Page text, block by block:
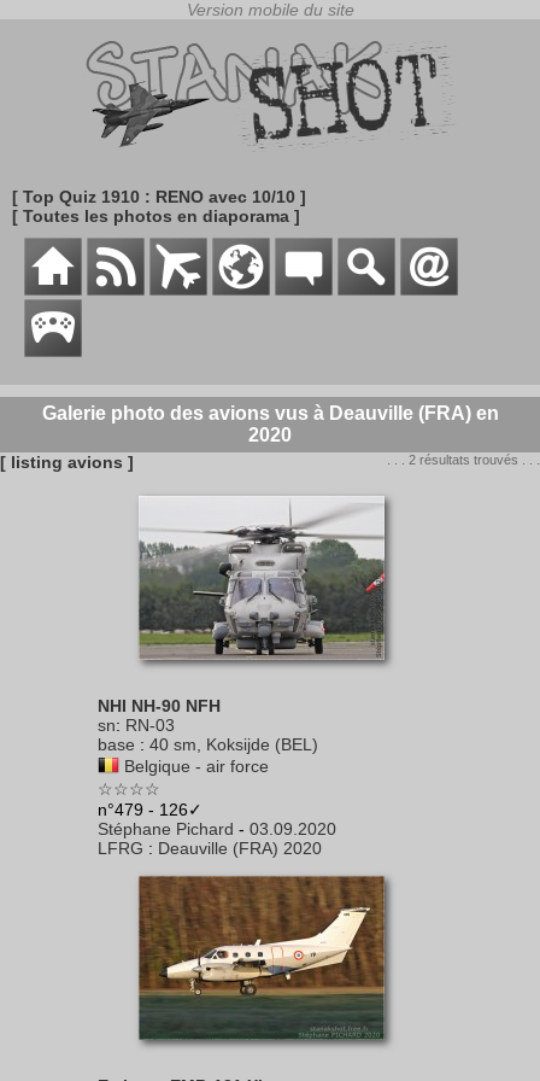
[ Top Quiz 1910 : RENO avec 10/10 ]
[ Toutes les photos en diaporama ]
Galerie photo des avions vus à Deauville (FRA) en
2020
[ listing avions ] . . . 2 résultats trouvés . . .
NHI NH-90 NFH
sn: RN-03
base : 40 sm, Koksijde (BEL)
Belgique - air force
☆☆☆☆
n°479 - 126✓
Stéphane Pichard - 03.09.2020
LFRG : Deauville (FRA) 2020